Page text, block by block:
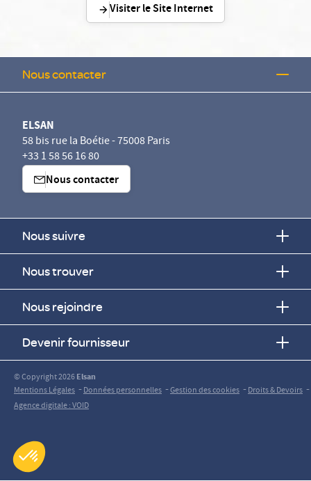
Visiter le Site Internet
Nous contacter
ELSAN
58 bis rue la Boétie - 75008 Paris
+33 1 58 56 16 80
Nous contacter
Nous suivre
Nous trouver
Nous rejoindre
Devenir fournisseur
© Copyright 2026Elsan
Mentions Légales -Données personnelles -Gestion des cookies -Droits & Devoirs -
Agence digitale : VOID